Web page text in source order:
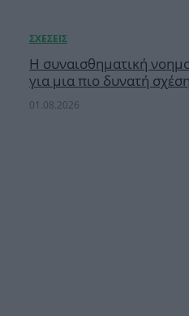
Η συναισθηματική
για μια πιο δυνατή σχέση
01.08.2026